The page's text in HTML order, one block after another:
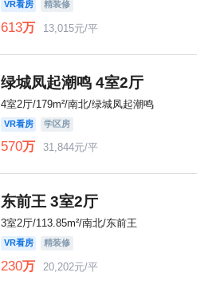
VR看房 精装修
613万 13,015元/平
绿城凤起潮鸣 4室2厅
4室2厅/179m²/南北/绿城凤起潮鸣
VR看房 学区房
570万 31,844元/平
东前王 3室2厅
3室2厅/113.85m²/南北/东前王
VR看房 精装修
230万 20,202元/平